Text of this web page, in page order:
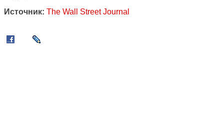
Источник: The Wall Street Journal